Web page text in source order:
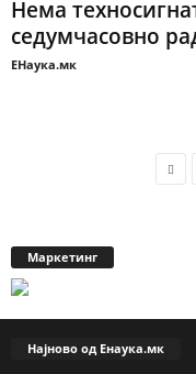
Нема
седумчасовно
ЕНаука.мк
Маркетинг
Најново од Енаука.мк